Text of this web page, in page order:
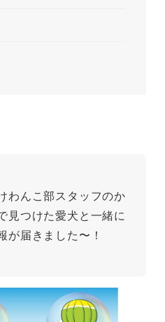
わんこ部スタッフのか
見つけた愛犬と一緒に
が届きました〜！